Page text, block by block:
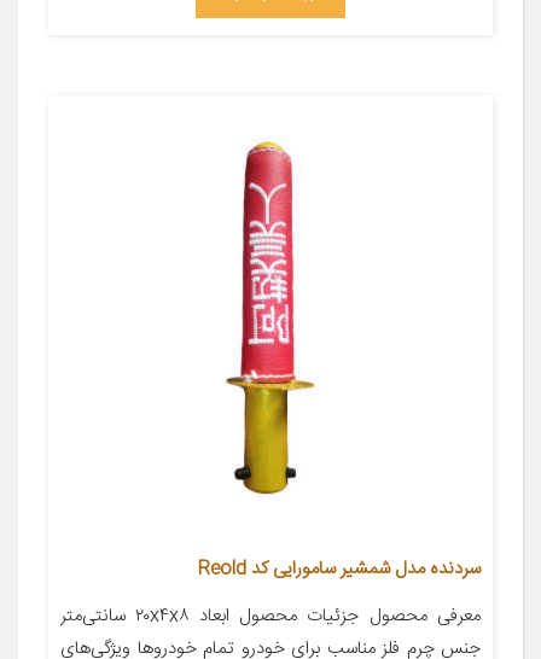
سردنده مدل شمشیر سامورایی کد Reold
معرفی محصول جزئیات محصول ابعاد ۲۰x۴x۸ سانتی‌متر
جنس چرم فلز مناسب برای خودرو تمام خودروها ویژگی‌های